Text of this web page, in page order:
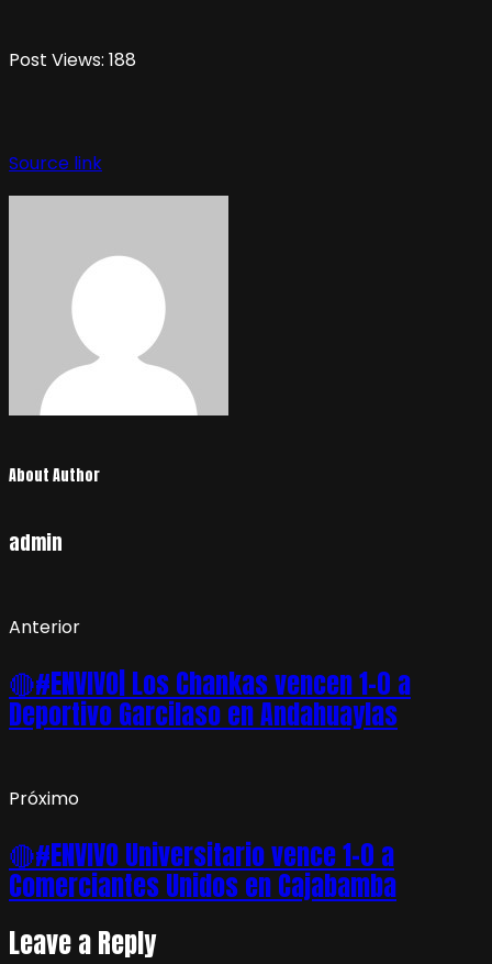
Post Views: 188
Source link
About Author
admin
Anterior
🔴#ENVIVO| Los Chankas vencen 1-0 a
Deportivo Garcilaso en Andahuaylas
Próximo
🔴#ENVIVO Universitario vence 1-0 a
Comerciantes Unidos en Cajabamba
Leave a Reply